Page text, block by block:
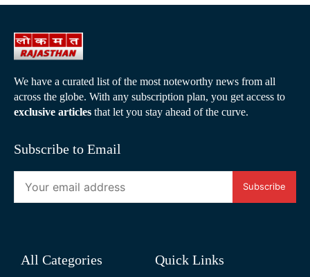
We have a curated list of the most noteworthy news from all
across the globe. With any subscription plan, you get access to
exclusive articles that let you stay ahead of the curve.
Subscribe to Email
Subscribe
All Categories Quick Links